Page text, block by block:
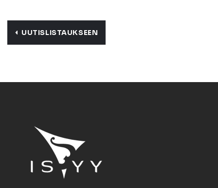
UUTISLISTAUKSEEN